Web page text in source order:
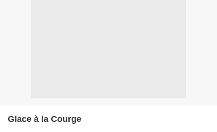
Glace à la Courge